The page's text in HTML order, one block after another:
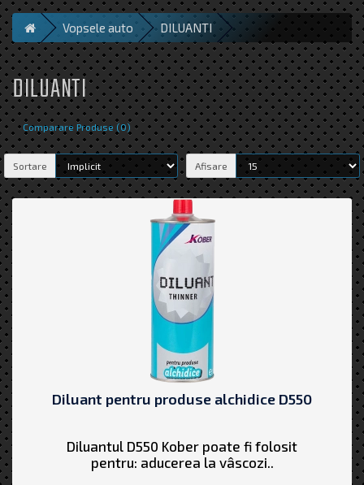
Vopsele auto DILUANTI
DILUANTI
Comparare Produse (0)
Sortare Afisare
Diluant pentru produse alchidice D550
Diluantul D550 Kober poate fi folosit
pentru: aducerea la vâscozi..